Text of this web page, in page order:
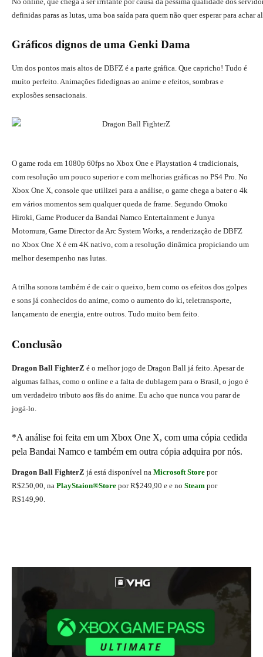
definidas paras as lutas, uma boa saída para quem não quer esperar para
Gráficos dignos de uma Genki Dama
Um dos pontos mais altos de DBFZ é a parte gráfica. Que capricho! Tudo é
muito perfeito. Animações fidedignas ao anime e efeitos, sombras e
explosões sensacionais.
O game roda em 1080p 60fps no Xbox One e Playstation 4 tradicionais,
com resolução um pouco superior e com melhorias gráficas no PS4 Pro. No
Xbox One X, console que utilizei para a análise, o game chega a bater o 4k
em vários momentos sem qualquer queda de frame. Segundo Omoko
Hiroki, Game Producer da Bandai Namco Entertainment e Junya
Motomura, Game Director da Arc System Works, a renderização de DBFZ
no Xbox One X é em 4K nativo, com a resolução dinâmica propiciando um
melhor desempenho nas lutas.
A trilha sonora também é de cair o queixo, bem como os efeitos dos golpes
e sons já conhecidos do anime, como o aumento do ki, teletransporte,
lançamento de energia, entre outros. Tudo muito bem feito.
Conclusão
Dragon Ball FighterZ é o melhor jogo de Dragon Ball já feito. Apesar de
algumas falhas, como o online e a falta de dublagem para o Brasil, o jogo é
um verdadeiro tributo aos fãs do anime. Eu acho que nunca vou parar de
jogá-lo.
*A análise foi feita em um Xbox One X, com uma cópia cedida
pela Bandai Namco e também em outra cópia adquira por nós.
Dragon Ball FighterZ já está disponível na Microsoft Store por
R$250,00, na PlayStaion®Store por R$249,90 e e no Steam por
R$149,90.